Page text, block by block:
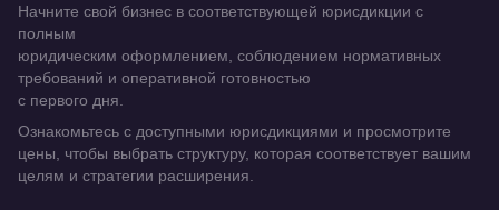
Начните свой бизнес в соответствующей юрисдикции с
полным
юридическим оформлением, соблюдением нормативных
требований и оперативной готовностью
с первого дня.
Ознакомьтесь с доступными юрисдикциями и просмотрите
цены, чтобы выбрать структуру, которая соответствует вашим
целям и стратегии расширения.